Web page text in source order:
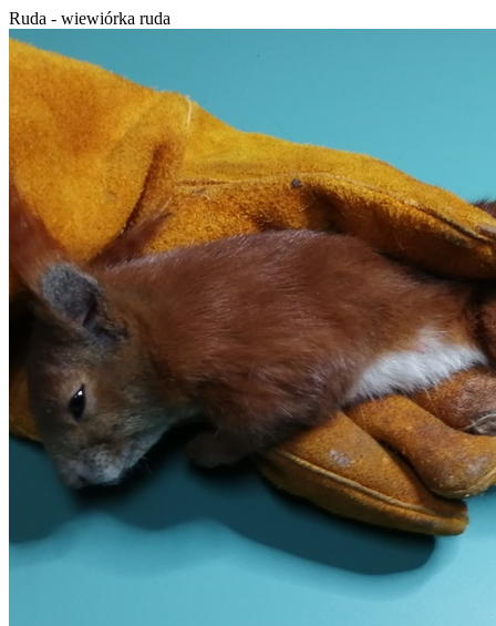
Ruda - wiewiórka ruda